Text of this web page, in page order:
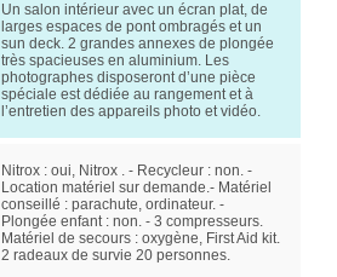
Un salon intérieur avec un écran plat, de
larges espaces de pont ombragés et un
sun deck. 2 grandes annexes de plongée
très spacieuses en aluminium. Les
photographes disposeront d’une pièce
spéciale est dédiée au rangement et à
l’entretien des appareils photo et vidéo.
Nitrox : oui, Nitrox . - Recycleur : non. -
Location matériel sur demande.- Matériel
conseillé : parachute, ordinateur. -
Plongée enfant : non. - 3 compresseurs.
Matériel de secours : oxygène, First Aid kit.
2 radeaux de survie 20 personnes.